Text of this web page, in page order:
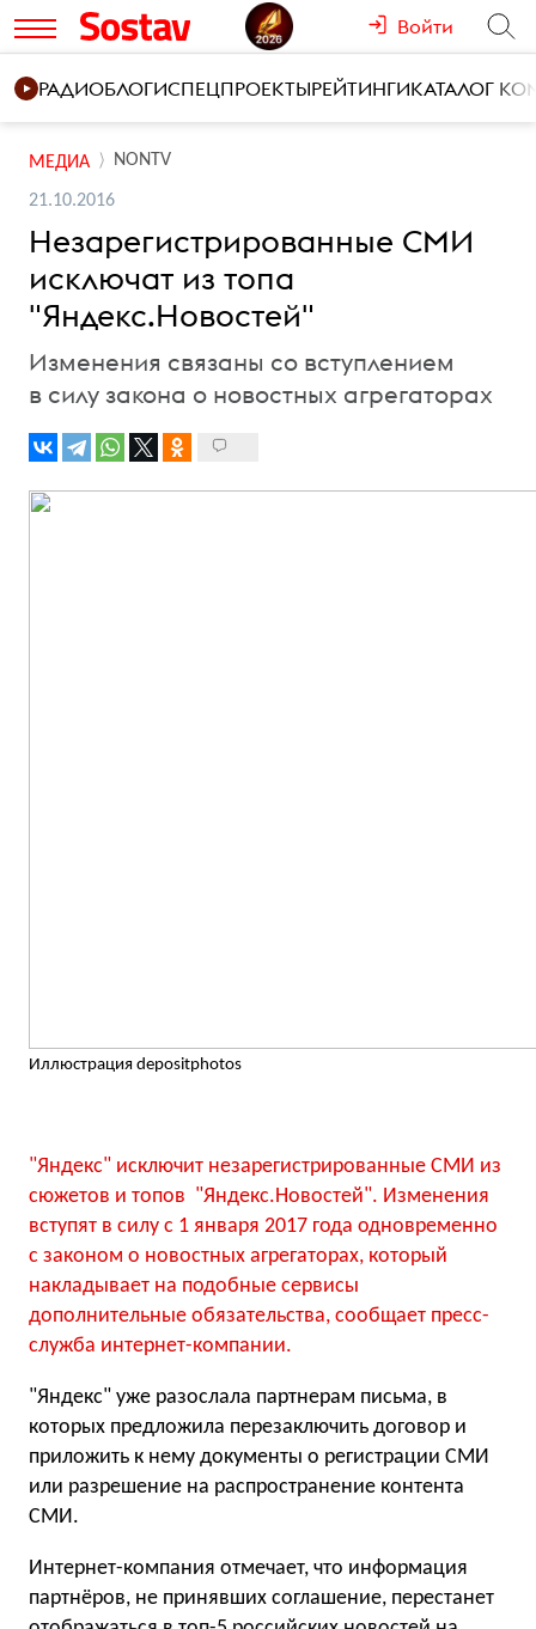
Войти
РАДИОБЛОГИСПЕЦПРОЕКТЫРЕЙТИНГИКАТАЛОГ
МЕДИА NONTV
21.10.2016
Незарегистрированные СМИ
исключат из топа
"Яндекс.Новостей"
Изменения связаны со вступлением
в силу закона о новостных агрегаторах
Иллюстрация depositphotos
"Яндекс" исключит незарегистрированные СМИ из
сюжетов и топов "Яндекс.Новостей". Изменения
вступят в силу с 1 января 2017 года одновременно
с законом о новостных агрегаторах, который
накладывает на подобные сервисы
дополнительные обязательства, сообщает пресс-
служба интернет-компании.
"Яндекс" уже разослала партнерам письма, в
которых предложила перезаключить договор и
приложить к нему документы о регистрации СМИ
или разрешение на распространение контента
СМИ.
Интернет-компания отмечает, что информация
партнёров, не принявших соглашение, перестанет